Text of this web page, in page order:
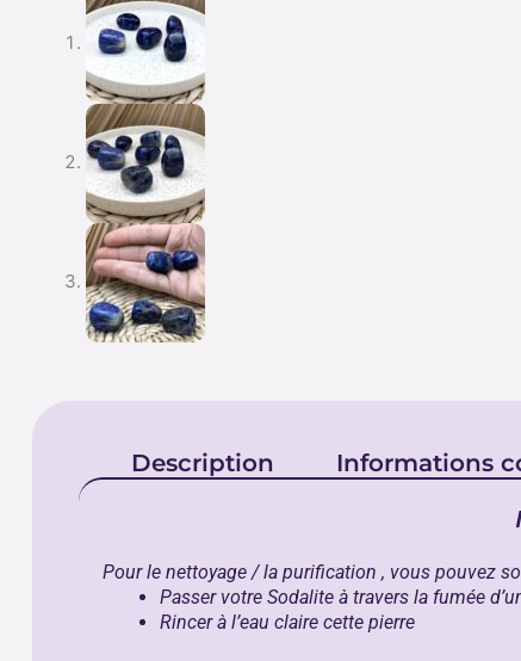
Description Informations
Pour le nettoyage / la purification , vous pouvez
Passer votre Sodalite à travers la fumée
Rincer à l’eau claire cette pierre